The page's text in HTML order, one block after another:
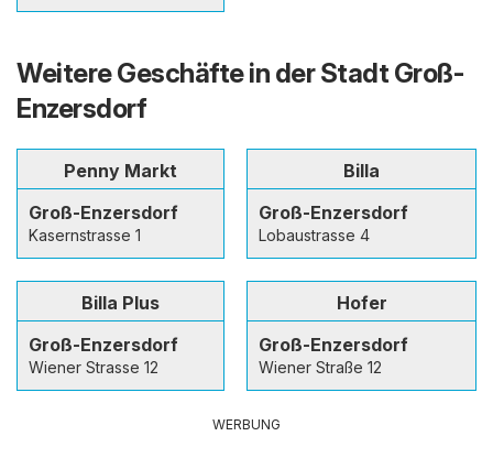
Weitere Geschäfte in der Stadt Groß-
Enzersdorf
Penny Markt
Groß-Enzersdorf
Kasernstrasse 1
Billa
Groß-Enzersdorf
Lobaustrasse 4
Billa Plus
Groß-Enzersdorf
Wiener Strasse 12
Hofer
Groß-Enzersdorf
Wiener Straße 12
WERBUNG